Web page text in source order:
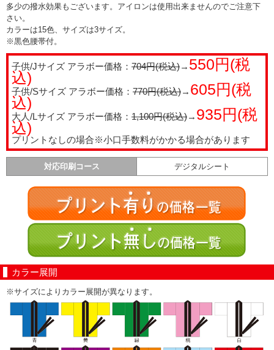
多少の撥水効果もございます。アイロンは使用出来ませんのでご注意下
さい。
カラーは15色、サイズは3サイズ。
※黒色腰帯付。
子供/Jサイズ アラボー価格： 704円(税込)→ 550円(税
込)
子供/Sサイズ アラボー価格： 770円(税込)→ 605円(税
込)
大人/Lサイズ アラボー価格： 1,100円(税込)→ 935円(税
込)
プリントなしの場合※小口手数料がかかる場合があります
対応印刷コース デジタルシート
カラー展開
※サイズによりカラー展開が異なります。